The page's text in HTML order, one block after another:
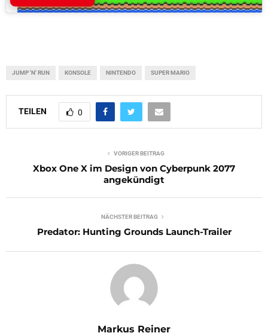
JUMP 'N' RUN KONSOLE NINTENDO SUPER MARIO
TEILEN 0
VORIGER BEITRAG
Xbox One X im Design von Cyberpunk 2077
angekündigt
NÄCHSTER BEITRAG
Predator: Hunting Grounds Launch-Trailer
Markus Reiner